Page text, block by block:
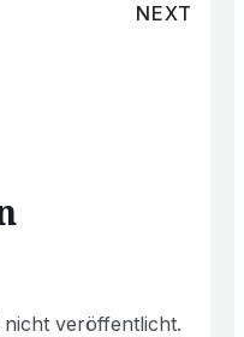
NEXT
nicht veröffentlicht.